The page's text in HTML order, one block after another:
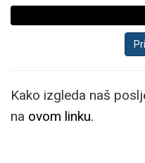
Kako izgleda naš
na ovom linku.